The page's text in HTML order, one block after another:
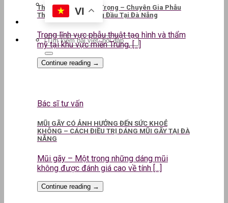
VI
ThS.BS CKII Lê Kim Trọng – Chuyên Gia Phẫu
Thuật Thẩm Mỹ Hàng Đầu Tại Đà Nẵng
Trong lĩnh vực phẫu thuật tạo hình và thẩm
mỹ tại khu vực miền Trung, [...]
Continue reading →
Bác sĩ tư vấn
MŨI GÃY CÓ ẢNH HƯỞNG ĐẾN SỨC KHOẺ
KHÔNG – CÁCH ĐIỀU TRỊ DÁNG MŨI GÃY TẠI ĐÀ
NẴNG
Mũi gãy – Một trong những dáng mũi
không được đánh giá cao về tính [...]
Continue reading →